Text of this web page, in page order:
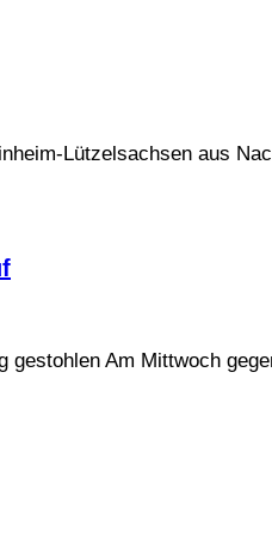
Lützelsachsen aus
Am Mittwoch